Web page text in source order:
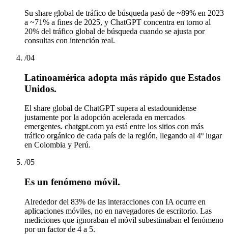
Su share global de tráfico de búsqueda pasó de ~89% en 2023
a ~71% a fines de 2025, y ChatGPT concentra en torno al
20% del tráfico global de búsqueda cuando se ajusta por
consultas con intención real.
/04
Latinoamérica adopta más rápido que Estados
Unidos.
El share global de ChatGPT supera al estadounidense
justamente por la adopción acelerada en mercados
emergentes. chatgpt.com ya está entre los sitios con más
tráfico orgánico de cada país de la región, llegando al 4º lugar
en Colombia y Perú.
/05
Es un fenómeno móvil.
Alrededor del 83% de las interacciones con IA ocurre en
aplicaciones móviles, no en navegadores de escritorio. Las
mediciones que ignoraban el móvil subestimaban el fenómeno
por un factor de 4 a 5.